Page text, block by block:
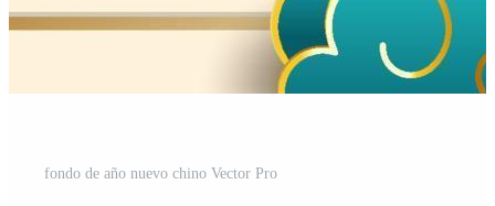
fondo de año nuevo chino Vector Pro